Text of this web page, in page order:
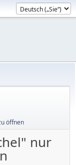
öffnen
nur